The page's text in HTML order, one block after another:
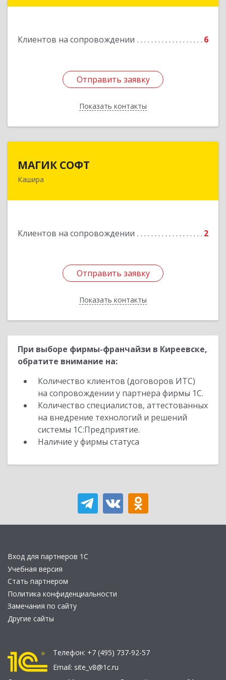
Клиентов на сопровождении 6
Отправить заявку
Показать контакты
Отправить заявку
Назад
МАГИК СОФТ
Кашира
Клиентов на сопровождении 2
Отправить заявку
Показать контакты
Отправить заявку
Назад
При выборе фирмы-франчайзи в Киреевске,
обратите внимание на:
Количество клиентов (договоров ИТС)
на сопровождении у партнера фирмы 1С.
Количество специалистов, аттестованных
на внедрение технологий и решений
системы 1С:Предприятие.
Наличие у фирмы статуса
Вход для партнеров 1С
Учебная версия
Стать партнером
Политика конфиденциальности
Замечания по сайту
Другие сайты
Телефон: +7 (495) 737-92-57
Email: site_v8@1c.ru